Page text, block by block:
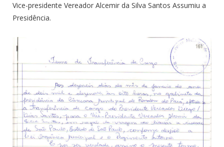
Vice-presidente Vereador Alcemir da Silva Santos Assumiu a
Presidência.